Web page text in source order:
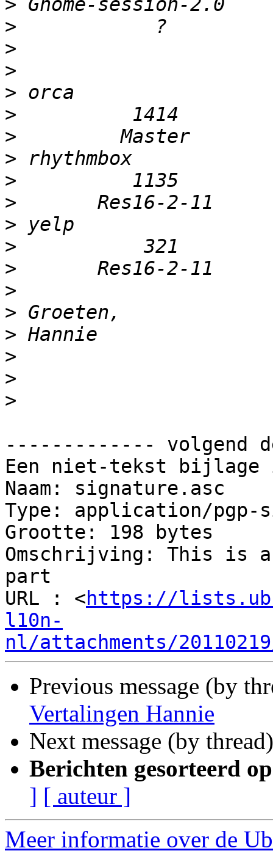
>
>
>
>
>
>
>
>
>
>
>
>
>
>
>
>
>
>
>
------------- volgend
Een niet-tekst
Naam: signature.asc
Type: application/pgp-
Grootte: 198 bytes
Omschrijving: This is
part
URL : <https://
l10n-
nl/attachments/
Previous message (by
Vertalingen Hannie
Next message (by
Berichten gesorteerd
] [ auteur ]
Meer informatie over de